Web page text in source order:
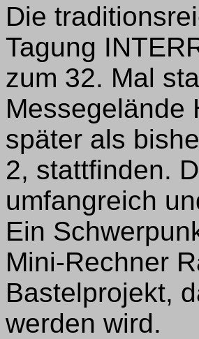
Die
Tagung
zum 32. Mal
Messegelände
später als
2, stattfinden.
umfangreich
Ein
Mini-Rechner
Bastelprojekt,
werden wird.